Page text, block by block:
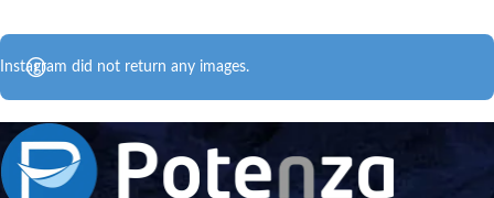
Instagram did not return any images.